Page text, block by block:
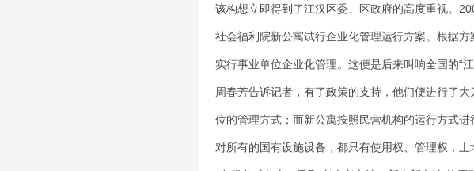
该构想立即得到了江汉区委、区政府的高度重视。
社会福利院新公寓试行企业化管理运行方案。根据
实行事业单位企业化管理。这便是后来叫响全国的“江
周春芳告诉记者，有了政策的支持，他们便进行了
位的管理方式；而新公寓按照民营机构的运行方式
对所有的国有设施设备，都只有使用权、管理权，